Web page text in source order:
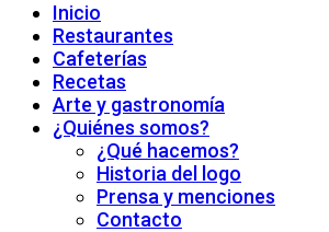
Inicio
Restaurantes
Cafeterías
Recetas
Arte y gastronomía
¿Quiénes somos?
¿Qué hacemos?
Historia del logo
Prensa y menciones
Contacto